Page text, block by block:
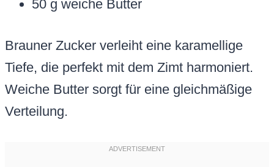
50 g weiche Butter
Brauner Zucker verleiht eine karamellige
Tiefe, die perfekt mit dem Zimt harmoniert.
Weiche Butter sorgt für eine gleichmäßige
Verteilung.